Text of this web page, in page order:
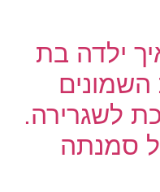
ילדה בת
לשגרירה.
סמנתה